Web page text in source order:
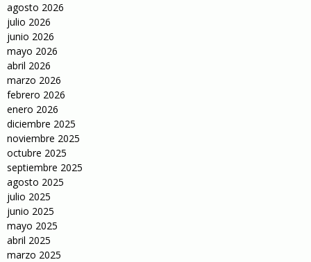
agosto 2026
julio 2026
junio 2026
mayo 2026
abril 2026
marzo 2026
febrero 2026
enero 2026
diciembre 2025
noviembre 2025
octubre 2025
septiembre 2025
agosto 2025
julio 2025
junio 2025
mayo 2025
abril 2025
marzo 2025